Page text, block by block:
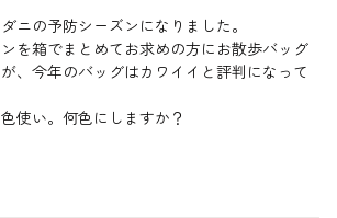
ニの予防シーズンになりました。
を箱でまとめてお求めの方にお散歩バッグ
、今年のバッグはカワイイと評判になって
使い。何色にしますか？